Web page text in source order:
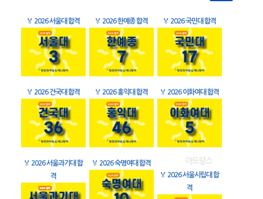
🏅 2026 서울대 합격 🏅 2026 한예종 합격 🏅 2026 국민대 합격
🏅 2026 건국대 합격 🏅 2026 홍익대 합격 🏅 2026 이화여대 합격
🏅 2026 서울과기대 합
격
🏅 2026 숙명여대 합격
🏅 2026 서울시립대 합
격